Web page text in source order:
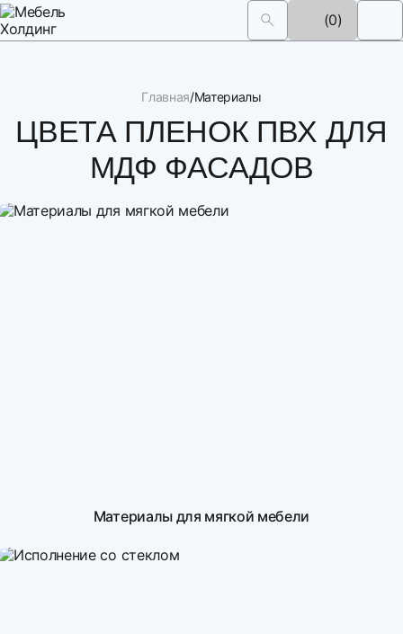
(0)
Главная Материалы
ЦВЕТА ПЛЕНОК ПВХ ДЛЯ
МДФ ФАСАДОВ
Материалы для мягкой мебели